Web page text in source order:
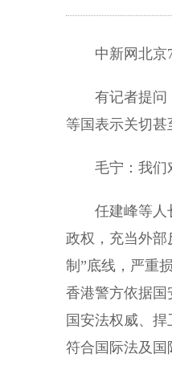
中新网北京7
有记者提问：
等国表示关切甚
毛宁：我们对
任建峰等人长
政权，充当外部
制”底线，严重
香港警方依据国
国安法权威、
符合国际法及国